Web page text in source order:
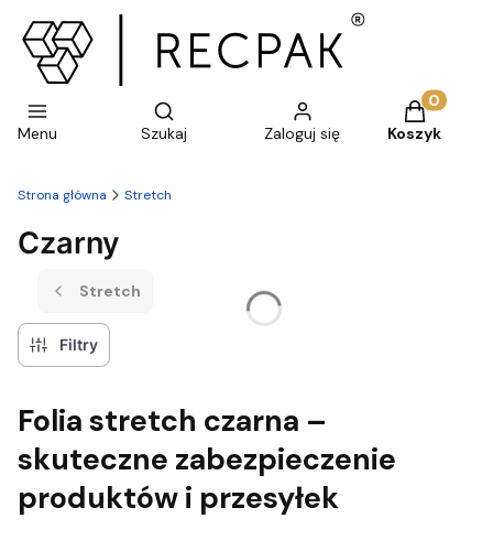
Menu
Otwórz wyszukiwarkę
Szukaj Zaloguj się
Produkty
Koszyk
Strona główna Stretch
Czarny
Stretch
Filtry
Folia stretch czarna –
skuteczne zabezpieczenie
produktów i przesyłek